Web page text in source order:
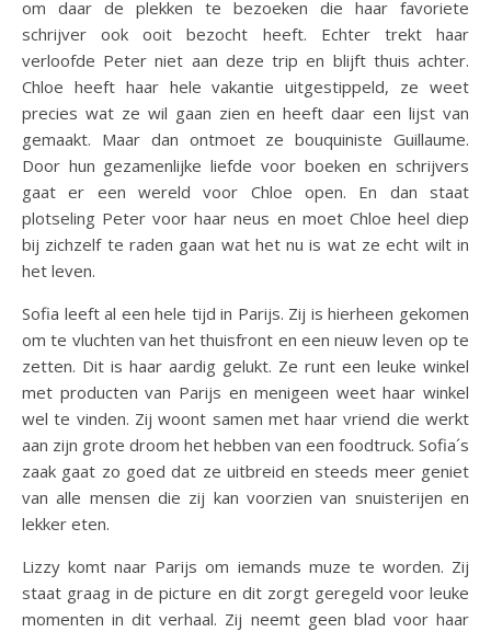
om daar de plekken te bezoeken die haar favoriete
schrijver ook ooit bezocht heeft. Echter trekt haar
verloofde Peter niet aan deze trip en blijft thuis achter.
Chloe heeft haar hele vakantie uitgestippeld, ze weet
precies wat ze wil gaan zien en heeft daar een lijst van
gemaakt. Maar dan ontmoet ze bouquiniste Guillaume.
Door hun gezamenlijke liefde voor boeken en schrijvers
gaat er een wereld voor Chloe open. En dan staat
plotseling Peter voor haar neus en moet Chloe heel diep
bij zichzelf te raden gaan wat het nu is wat ze echt wilt in
het leven.
Sofia leeft al een hele tijd in Parijs. Zij is hierheen gekomen
om te vluchten van het thuisfront en een nieuw leven op te
zetten. Dit is haar aardig gelukt. Ze runt een leuke winkel
met producten van Parijs en menigeen weet haar winkel
wel te vinden. Zij woont samen met haar vriend die werkt
aan zijn grote droom het hebben van een foodtruck. Sofia´s
zaak gaat zo goed dat ze uitbreid en steeds meer geniet
van alle mensen die zij kan voorzien van snuisterijen en
lekker eten.
Lizzy komt naar Parijs om iemands muze te worden. Zij
staat graag in de picture en dit zorgt geregeld voor leuke
momenten in dit verhaal. Zij neemt geen blad voor haar